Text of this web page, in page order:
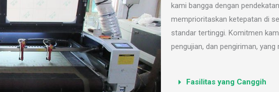
kami bangga dengan
memprioritaskan ketepatan di
standar tertinggi. Komitmen
pengujian, dan pengiriman,
Fasilitas yang Canggih